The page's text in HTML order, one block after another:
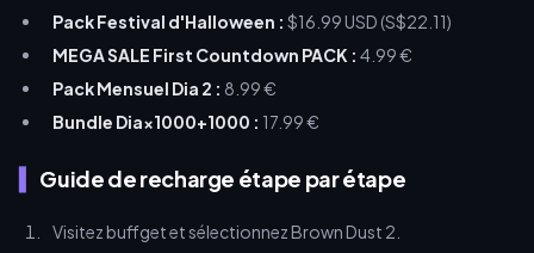
Pack Festival d'Halloween : $16.99 USD (S$22.11)
MEGA SALE First Countdown PACK : 4.99 €
Pack Mensuel Dia 2 : 8.99 €
Bundle Dia×1000+1000 : 17.99 €
Guide de recharge étape par étape
Visitez buffget et sélectionnez Brown Dust 2.